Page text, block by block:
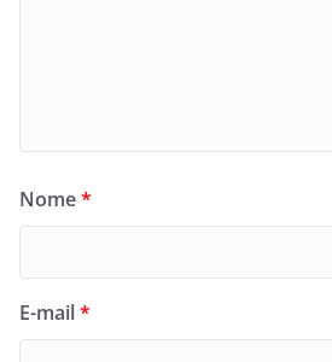
Nome*
E-mail*